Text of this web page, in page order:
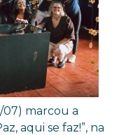
marcou a
aqui se faz!”, na